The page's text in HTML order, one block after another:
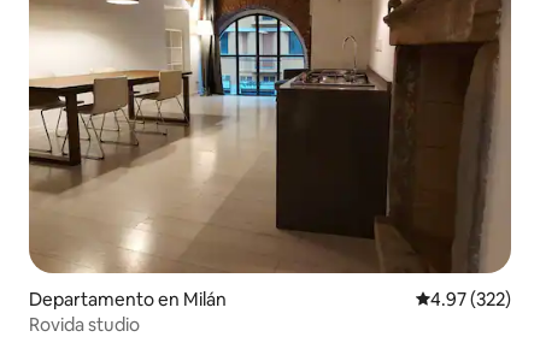
Departamento en Milán Calificación
4.97 (322)
Rovida studio